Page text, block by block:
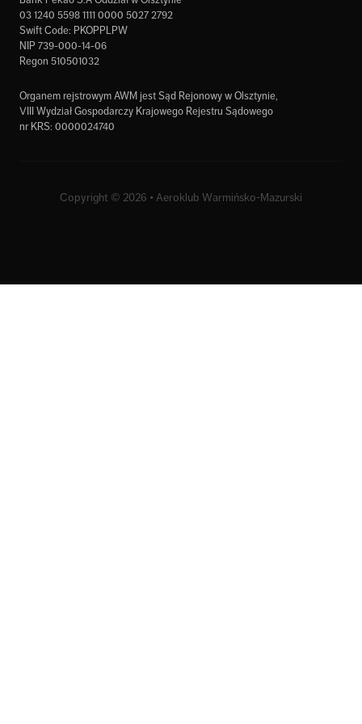
03 1240 5598 1111 0000 5027 2792
Swift Code: PKOPPLPW
NIP 739-000-14-06
Regon 510501032
Organem rejstrowym AWM jest Sąd Rejonowy w Olsztynie,
VIII Wydział Gospodarczy Krajowego Rejestru Sądowego
nr KRS: 0000024740
Copyright © 2026 • Aeroklub Warmińsko-Mazurski